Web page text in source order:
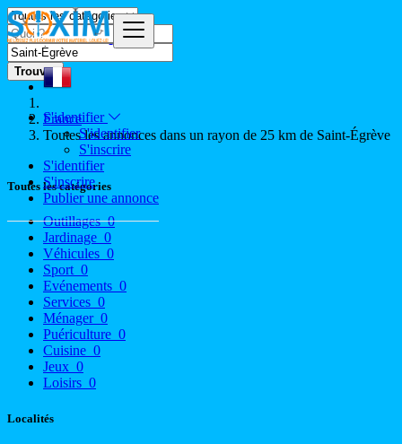
S'identifier
S'identifier
S'inscrire
S'identifier
S'inscrire
Publier une annonce
Trouver
France
Toutes les annonces dans un rayon de 25 km de Saint-Égrève
Toutes les catégories
Outillages0
Jardinage 0
Véhicules 0
Sport 0
Evénements 0
Services 0
Ménager 0
Puériculture 0
Cuisine 0
Jeux 0
Loisirs 0
Localités